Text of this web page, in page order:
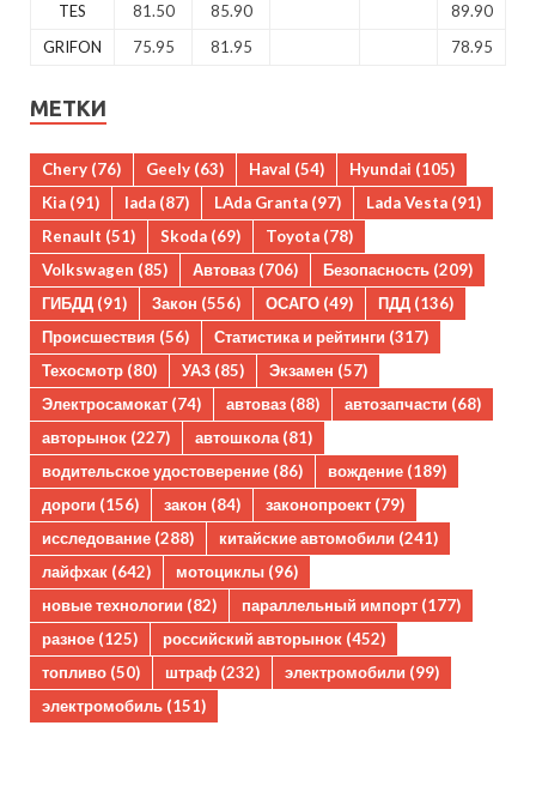
TES
81.50 85.90
89.90
GRIFON
75.95 81.95 78.95
МЕТКИ
Chery (76) Geely (63) Haval (54) Hyundai (105)
Kia (91) lada (87) LAda Granta (97) Lada Vesta (91)
Renault (51) Skoda (69) Toyota (78)
Volkswagen (85) Автоваз (706) Безопасность (209)
ГИБДД (91) Закон (556) ОСАГО (49) ПДД (136)
Происшествия (56) Статистика и рейтинги (317)
Техосмотр (80) УАЗ (85) Экзамен (57)
Электросамокат (74) автоваз (88) автозапчасти (68)
авторынок (227) автошкола(81)
водительское удостоверение (86) вождение (189)
дороги (156) закон (84) законопроект (79)
исследование (288) китайские автомобили (241)
лайфхак (642) мотоциклы (96)
новые технологии (82) параллельный импорт (177)
разное (125) российский авторынок (452)
топливо (50) штраф (232) электромобили (99)
электромобиль (151)